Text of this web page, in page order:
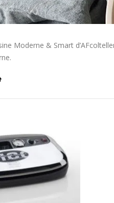
Moderne & Smart
Ordre